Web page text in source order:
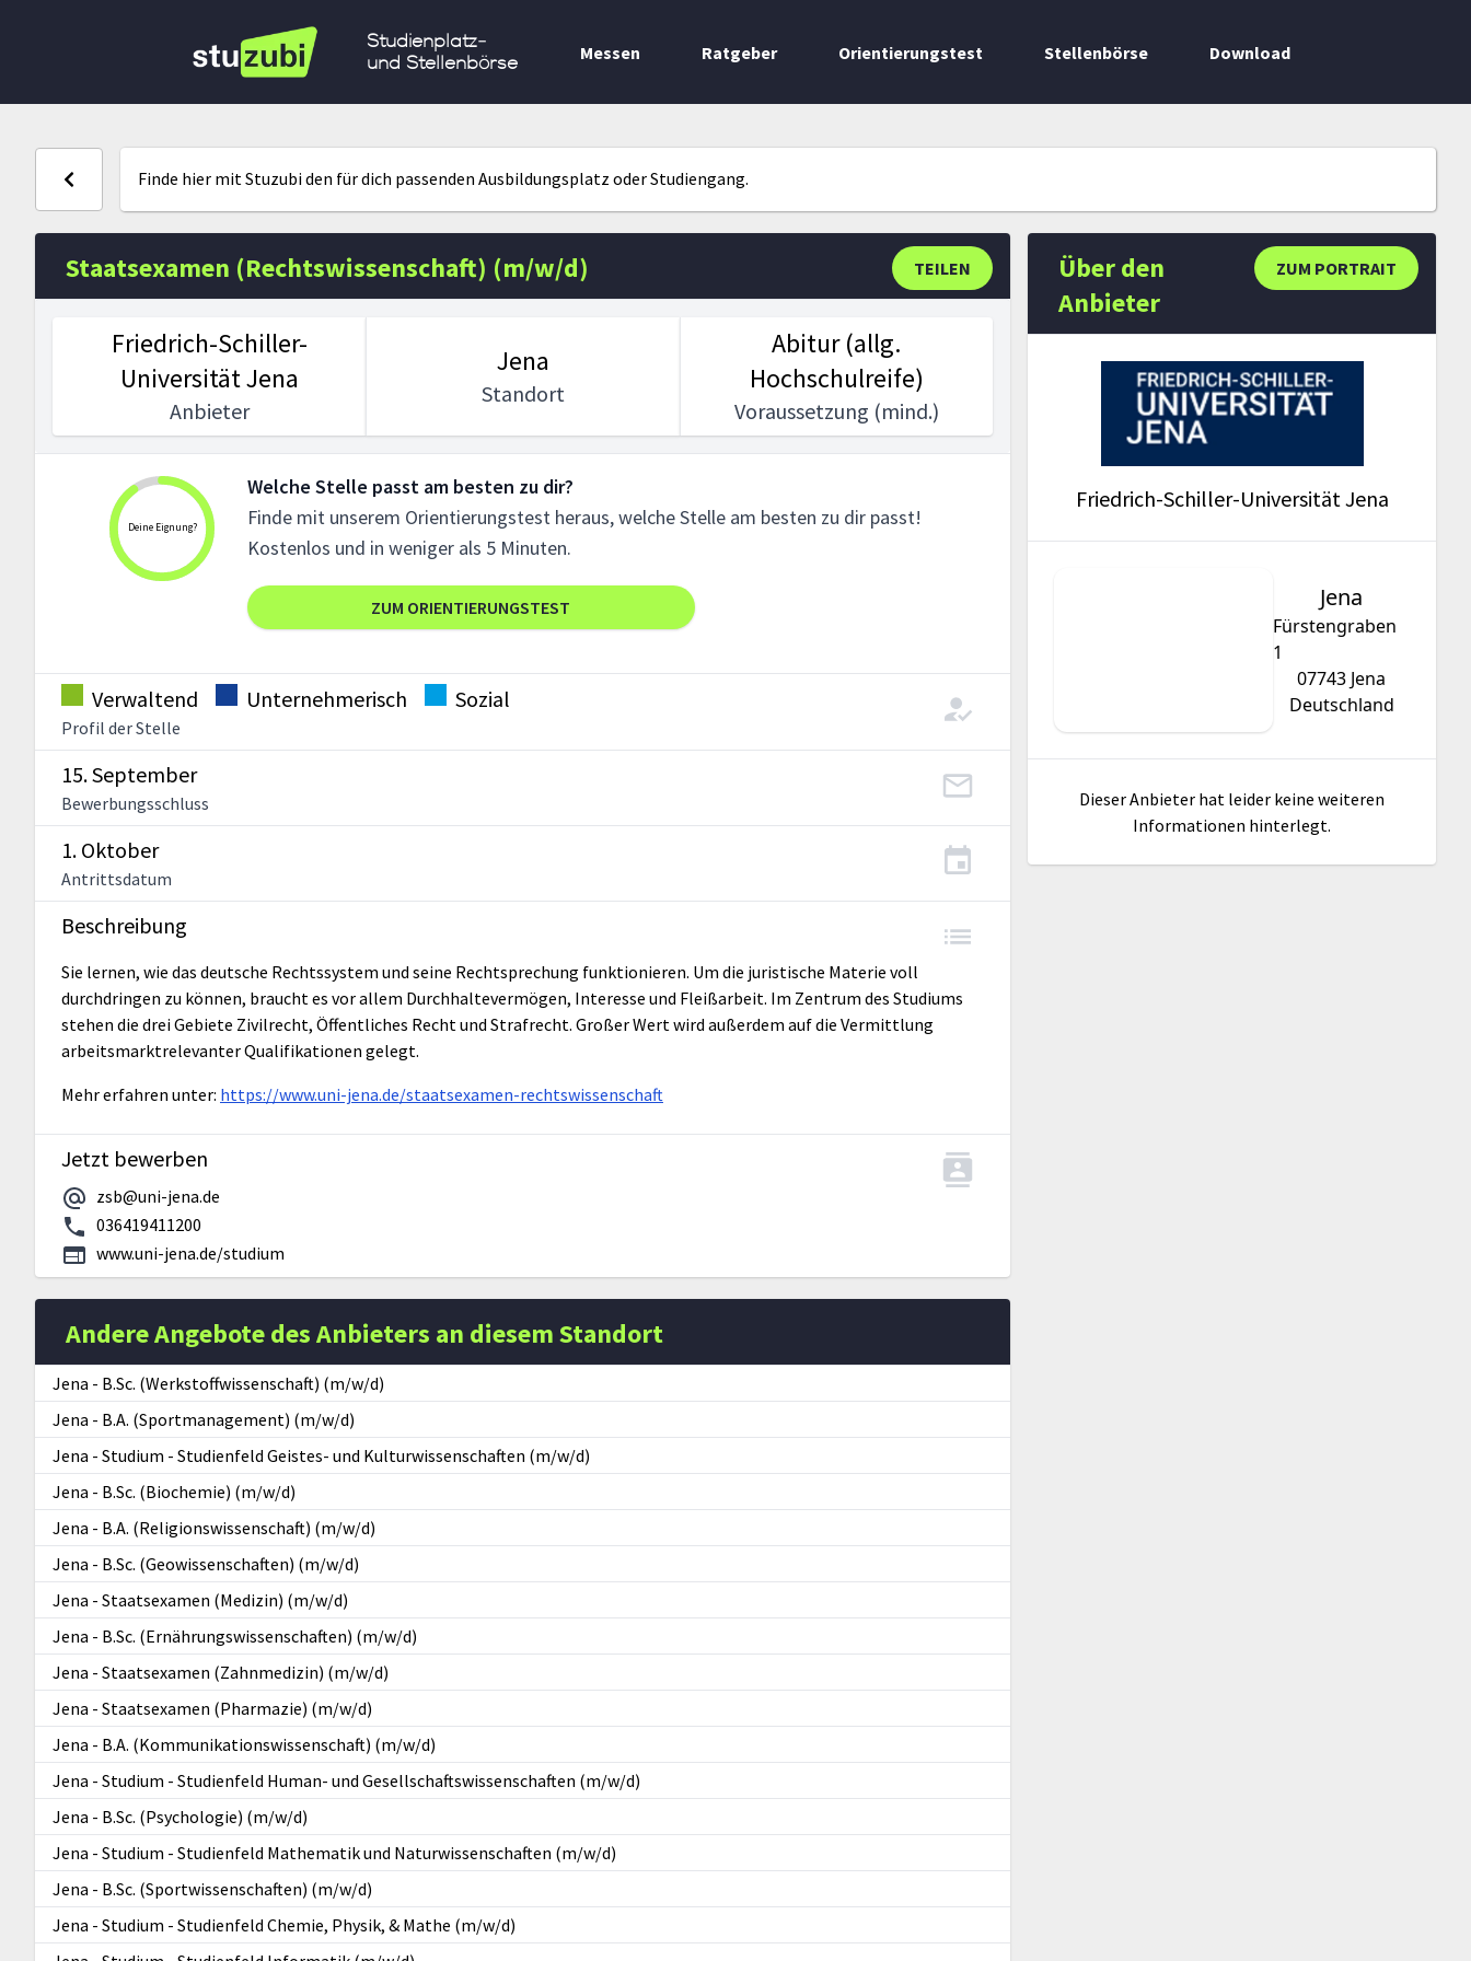
Studienplatz-
und Stellenbörse
Messen Ratgeber Orientierungstest Stellenbörse Download
Finde hier mit Stuzubi den für dich passenden Ausbildungsplatz oder Studiengang.
TEILEN
Staatsexamen (Rechtswissenschaft) (m/w/d)
Friedrich-Schiller-
Universität Jena
Anbieter
Jena
Standort
Abitur (allg.
Hochschulreife)
Voraussetzung (mind.)
Deine Eignung?
Welche Stelle passt am besten zu dir?
Finde mit unserem Orientierungstest heraus, welche Stelle am besten zu dir passt!
Kostenlos und in weniger als 5 Minuten.
ZUM ORIENTIERUNGSTEST
Verwaltend Unternehmerisch Sozial
Profil der Stelle
15. September
Bewerbungsschluss
1. Oktober
Antrittsdatum
Beschreibung
Sie lernen, wie das deutsche Rechts­system und seine Rechtsprechung funktio­nieren. Um die juristische Materie voll
durchdringen zu können, braucht es vor allem Durchhaltevermögen, Interesse und Fleißarbeit. Im Zentrum des Studiums
stehen die drei Gebiete Zivilrecht, Öffentliches Recht und Strafrecht. Großer Wert wird außerdem auf die Vermittlung
arbeitsmarktrelevanter Qualifikationen gelegt.
Mehr erfahren unter: https://www.uni-jena.de/staatsexamen-rechtswissenschaft
Jetzt bewerben
zsb@uni-jena.de
036419411200
www.uni-jena.de/studium
Andere Angebote des Anbieters an diesem Standort
Jena - B.Sc. (Werkstoffwissenschaft) (m/w/d)
Jena - B.A. (Sportmanagement) (m/w/d)
Jena - Studium - Studienfeld Geistes- und Kulturwissenschaften (m/w/d)
Jena - B.Sc. (Biochemie) (m/w/d)
Jena - B.A. (Religionswissenschaft) (m/w/d)
Jena - B.Sc. (Geowissenschaften) (m/w/d)
Jena - Staatsexamen (Medizin) (m/w/d)
Jena - B.Sc. (Ernährungswissenschaften) (m/w/d)
Jena - Staatsexamen (Zahnmedizin) (m/w/d)
Jena - Staatsexamen (Pharmazie) (m/w/d)
Jena - B.A. (Kommunikationswissenschaft) (m/w/d)
Jena - Studium - Studienfeld Human- und Gesellschaftswissenschaften (m/w/d)
Jena - B.Sc. (Psychologie) (m/w/d)
Jena - Studium - Studienfeld Mathematik und Naturwissenschaften (m/w/d)
Jena - B.Sc. (Sportwissenschaften) (m/w/d)
Jena - Studium - Studienfeld Chemie, Physik, & Mathe (m/w/d)
ZUM PORTRAIT
Über den
Anbieter
Friedrich-Schiller-Universität Jena
Jena
Fürstengraben
1
07743 Jena
Deutschland
Dieser Anbieter hat leider keine weiteren
Informationen hinterlegt.